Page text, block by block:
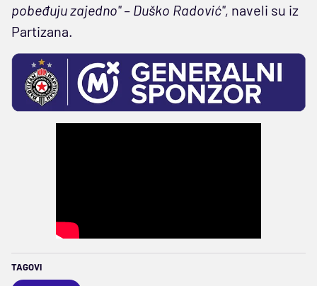
pobeđuju zajedno" – Duško Radović", naveli su iz
Partizana.
TAGOVI